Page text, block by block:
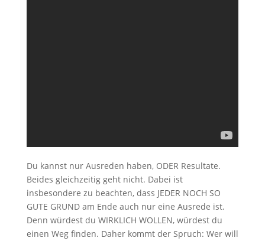
Du kannst nur Ausreden haben, ODER Resultate.
Beides gleichzeitig geht nicht. Dabei ist
insbesondere zu beachten, dass JEDER NOCH SO
GUTE GRUND am Ende auch nur eine Ausrede ist.
Denn würdest du WIRKLICH WOLLEN, würdest du
einen Weg finden. Daher kommt der Spruch: Wer will